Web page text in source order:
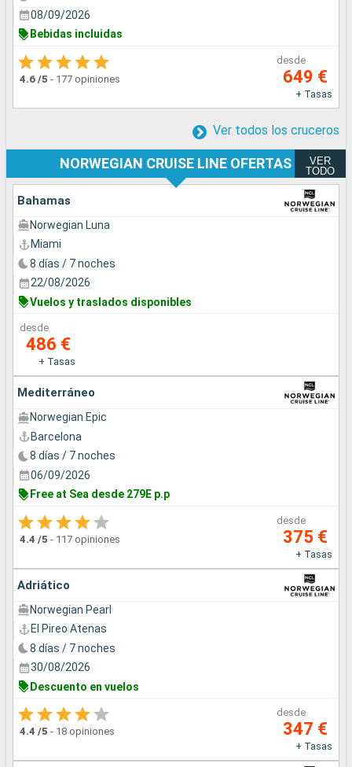
08/09/2026
Bebidas incluidas
4.6 /5 - 177 opiniones
desde
649 €
+ Tasas
Ver todos los cruceros
NORWEGIAN CRUISE LINE OFERTAS
VER
TODO
Bahamas
Norwegian Luna
Miami
8 días / 7 noches
22/08/2026
Vuelos y traslados disponibles
desde
486 €
+ Tasas
Mediterráneo
Norwegian Epic
Barcelona
8 días / 7 noches
06/09/2026
Free at Sea desde 279E p.p
4.4 /5 - 117 opiniones
desde
375 €
+ Tasas
Adriático
Norwegian Pearl
El Pireo Atenas
8 días / 7 noches
30/08/2026
Descuento en vuelos
4.4 /5 - 18 opiniones
desde
347 €
+ Tasas